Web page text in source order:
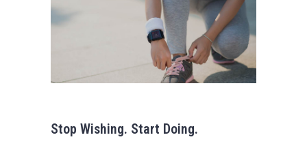
Stop Wishing. Start Doing.